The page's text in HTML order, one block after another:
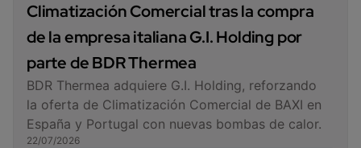
Climatización Comercial tras la compra
de la empresa italiana G.I. Holding por
parte de BDR Thermea
BDR Thermea adquiere G.I. Holding, reforzando
la oferta de Climatización Comercial de BAXI en
España y Portugal con nuevas bombas de calor.
22/07/2026